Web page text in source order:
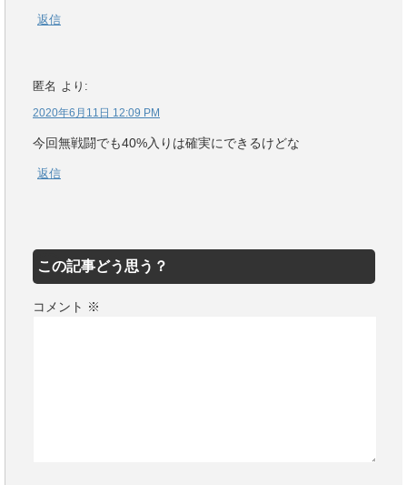
返信
匿名 より:
2020年6月11日 12:09 PM
今回無戦闘でも40%入りは確実にできるけどな
返信
この記事どう思う？
コメント ※